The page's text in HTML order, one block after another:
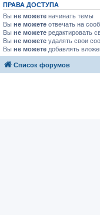
ПРАВА ДОСТУПА
Вы не можете начинать темы
Вы не можете отвечать на
Вы не можете редактировать
Вы не можете удалять свои
Вы не можете добавлять
Список форумов